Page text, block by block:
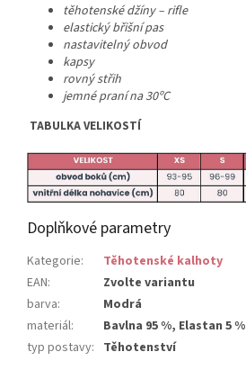
těhotenské džíny – rifle
elastický břišní pas
nastavitelný obvod
kapsy
rovný střih
jemné praní na 30ºC
TABULKA VELIKOSTÍ
Doplňkové parametry
Kategorie:
Těhotenské kalhoty
EAN:
Zvolte variantu
barva:
Modrá
materiál:
Bavlna 95 %, Elastan 5 %
typ postavy: Těhotenství